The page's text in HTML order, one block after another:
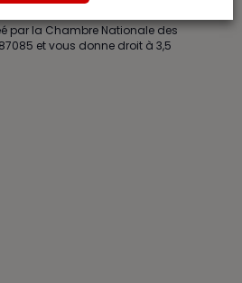
par la Chambre Nationale des
et vous donne droit à 3,5